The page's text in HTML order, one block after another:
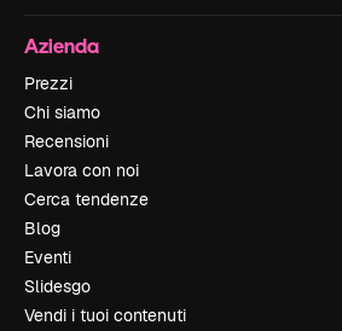
Azienda
Prezzi
Chi siamo
Recensioni
Lavora con noi
Cerca tendenze
Blog
Eventi
Slidesgo
Vendi i tuoi contenuti